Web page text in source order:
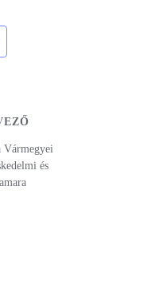
Vármegyei
és